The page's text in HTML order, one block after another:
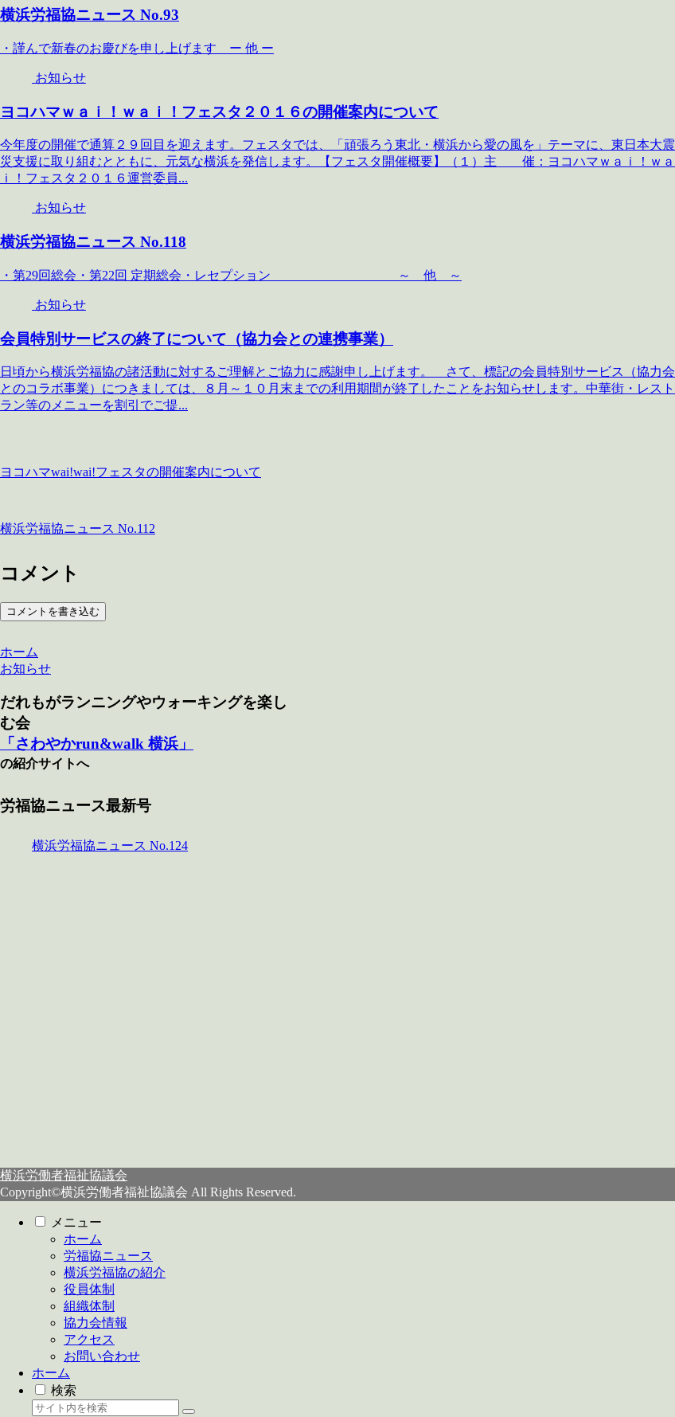
横浜労福協ニュース No.93
・謹んで新春のお慶びを申し上げます ー 他 ー
お知らせ
ヨコハマｗａｉ！ｗａｉ！フェスタ２０１６の開催案内について
今年度の開催で通算２９回目を迎えます。フェスタでは、「頑張ろう東北・横浜から愛の風を」テーマに、東日本大震
災支援に取り組むとともに、元気な横浜を発信します。【フェスタ開催概要】（１）主 催：ヨコハマｗａｉ！ｗａ
ｉ！フェスタ２０１６運営委員...
お知らせ
横浜労福協ニュース No.118
・第29回総会・第22回 定期総会・レセプション ～ 他 ～
お知らせ
会員特別サービスの終了について（協力会との連携事業）
日頃から横浜労福協の諸活動に対するご理解とご協力に感謝申し上げます。 さて、標記の会員特別サービス（協力会
とのコラボ事業）につきましては、８月～１０月末までの利用期間が終了したことをお知らせします。中華街・レスト
ラン等のメニューを割引でご提...
ヨコハマwai!wai!フェスタの開催案内について
横浜労福協ニュース No.112
コメント
コメントを書き込む
ホーム
お知らせ
だれもがランニングやウォーキングを楽し
む会
「さわやかrun&walk 横浜」
の紹介サイトへ
労福協ニュース最新号
横浜労福協ニュース No.124
横浜労働者福祉協議会
Copyright©横浜労働者福祉協議会 All Rights Reserved.
メニュー
ホーム
労福協ニュース
横浜労福協の紹介
役員体制
組織体制
協力会情報
アクセス
お問い合わせ
ホーム
検索